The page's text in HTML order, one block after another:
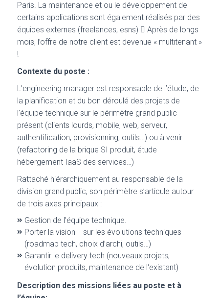
Paris. La maintenance et ou le développement de
certains applications sont également réalisés par des
équipes externes (freelances, esns)  Après de longs
mois, l’offre de notre client est devenue « multitenant »
!
Contexte du poste :
L’engineering manager est responsable de l’étude, de
la planification et du bon déroulé des projets de
l’équipe technique sur le périmètre grand public
présent (clients lourds, mobile, web, serveur,
authentification, provisionning, outils…) ou à venir
(refactoring de la brique SI produit, étude
hébergement IaaS des services…)
Rattaché hiérarchiquement au responsable de la
division grand public, son périmètre s’articule autour
de trois axes principaux :
Gestion de l’équipe technique.
Porter la vision sur les évolutions techniques
(roadmap tech, choix d’archi, outils…)
Garantir le delivery tech (nouveaux projets,
évolution produits, maintenance de l‘existant)
Description des missions liées au poste et à